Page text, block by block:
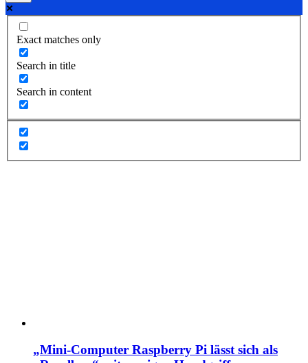
Exact matches only
Search in title
Search in content
„Mini-Computer Raspberry Pi lässt sich als